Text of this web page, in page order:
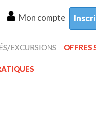
Mon compte
EXCURSIONS OFFRES